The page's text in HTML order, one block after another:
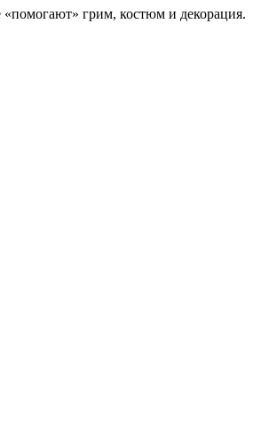
«помогают» грим, костюм и декорация.